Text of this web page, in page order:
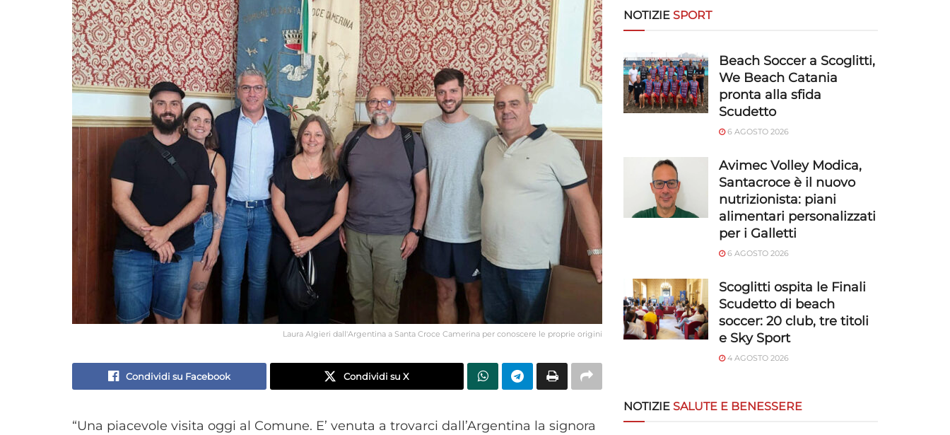
Laura Algieri dall'Argentina a Santa Croce Camerina per conoscere le proprie origini
Condividi su Facebook Condividi su X
“Una piacevole visita oggi al Comune. E’ venuta a trovarci dall’Argentina la signora
NOTIZIE SPORT
Beach Soccer a Scoglitti,
We Beach Catania
pronta alla sfida
Scudetto
6 AGOSTO 2026
Avimec Volley Modica,
Santacroce è il nuovo
nutrizionista: piani
alimentari personalizzati
per i Galletti
6 AGOSTO 2026
Scoglitti ospita le Finali
Scudetto di beach
soccer: 20 club, tre titoli
e Sky Sport
4 AGOSTO 2026
NOTIZIE SALUTE E BENESSERE